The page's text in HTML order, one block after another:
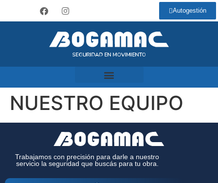
Autogestión
NUESTRO EQUIPO
Trabajamos con precisión para darle a nuestro
servicio la seguridad que buscás para tu obra.